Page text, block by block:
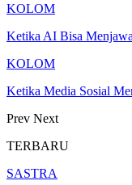
KOLOM
Ketika AI Bisa
KOLOM
Ketika Media Sosial
Prev Next
TERBARU
SASTRA